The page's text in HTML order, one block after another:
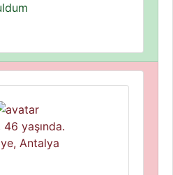
46 yaşında.
Antalya